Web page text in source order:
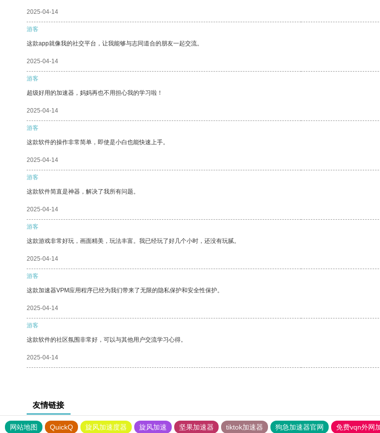
2025-04-14
游客
这款app就像我的社交平台，让我能够与志同道合的朋友一起交流。
2025-04-14
游客
超级好用的加速器，妈妈再也不用担心我的学习啦！
2025-04-14
游客
这款软件的操作非常简单，即使是小白也能快速上手。
2025-04-14
游客
这款软件简直是神器，解决了我所有问题。
2025-04-14
游客
这款游戏非常好玩，画面精美，玩法丰富。我已经玩了好几个小时，还没有玩腻。
2025-04-14
游客
这款加速器VPM应用程序已经为我们带来了无限的隐私保护和安全性保护。
2025-04-14
游客
这款软件的社区氛围非常好，可以与其他用户交流学习心得。
2025-04-14
友情链接
网站地图 QuickQ 旋风加速度器 旋风加速 坚果加速器 tiktok加速器 狗急加速器官网 免费vqn外网